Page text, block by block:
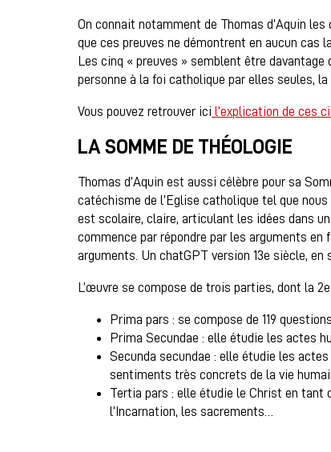
On connait notamment de Thomas d’Aquin
que ces preuves ne démontrent en aucun cas
Les cinq « preuves » semblent être
personne à la foi catholique par elles seules,
Vous pouvez retrouver ici l’explication de ces
LA SOMME DE THÉOLOGIE
Thomas d’Aquin est aussi célèbre pour sa
catéchisme de l’Eglise catholique tel que
est scolaire, claire, articulant les idées dans
commence par répondre par les arguments en
arguments. Un chatGPT version 13e siècle, en
L’œuvre se compose de trois parties, dont la
Prima pars : se compose de 119
Prima Secundae : elle étudie les actes
Secunda secundae : elle étudie les
sentiments très concrets de la vie
Tertia pars : elle étudie le Christ en tant
l’Incarnation, les sacrements…